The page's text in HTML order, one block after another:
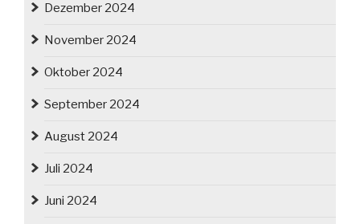
Dezember 2024
November 2024
Oktober 2024
September 2024
August 2024
Juli 2024
Juni 2024